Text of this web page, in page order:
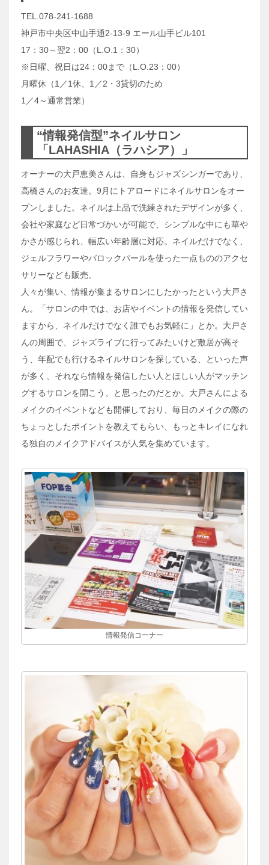
TEL.078-241-1688
神戸市中央区中山手通2-13-9 エール山手ビル101
17：30～翌2：00（L.O.1：30）
※日曜、祝日は24：00まで（L.O.23：00）
月曜休（1／1休、1／2・3貸切のため
1／4～通常営業）
“情報発信型”ネイルサロン
「LAHASHIA（ラハシア）」
オーナーの大戸恵美さんは、自身もジャズシンガーであり、
高橋さんのお友達。9月にトアロードにネイルサロンをオー
プンしました。ネイルは上品で洗練されたデザインが多く、
会社や家庭など日常づかいが可能で、シンプルな中にも華や
かさが感じられ、幅広い年齢層に対応。ネイルだけでなく、
ジェルフラワーやバロックパールを使った一点もののアクセ
サリーなども販売。
人々が集い、情報が集まるサロンにしたかったという大戸さ
ん。「サロンの中では、お店やイベントの情報を発信してい
ますから、ネイルだけでなく誰でもお気軽に」とか。大戸さ
んの周囲で、ジャズライブに行ってみたいけど敷居が高そ
う、年配でも行けるネイルサロンを探している、といった声
が多く、それなら情報を発信したい人とほしい人がマッチン
グするサロンを開こう、と思ったのだとか。大戸さんによる
メイクのイベントなども開催しており、毎日のメイクの際の
ちょっとしたポイントを教えてもらい、もっとキレイになれ
る独自のメイクアドバイスが人気を集めています。
情報発信コーナー